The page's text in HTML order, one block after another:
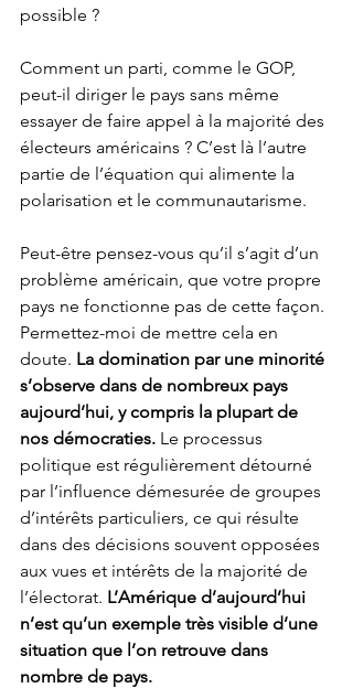
possible ?
Comment un parti, comme le GOP,
peut-il diriger le pays sans même
essayer de faire appel à la majorité des
électeurs américains ? C’est là l’autre
partie de l’équation qui alimente la
polarisation et le communautarisme.
Peut-être pensez-vous qu’il s’agit d’un
problème américain, que votre propre
pays ne fonctionne pas de cette façon.
Permettez-moi de mettre cela en
doute. La domination par une minorité
s’observe dans de nombreux pays
aujourd’hui, y compris la plupart de
nos démocraties. Le processus
politique est régulièrement détourné
par l’influence démesurée de groupes
d’intérêts particuliers, ce qui résulte
dans des décisions souvent opposées
aux vues et intérêts de la majorité de
l’électorat. L’Amérique d’aujourd’hui
n’est qu’un exemple très visible d’une
situation que l’on retrouve dans
nombre de pays.